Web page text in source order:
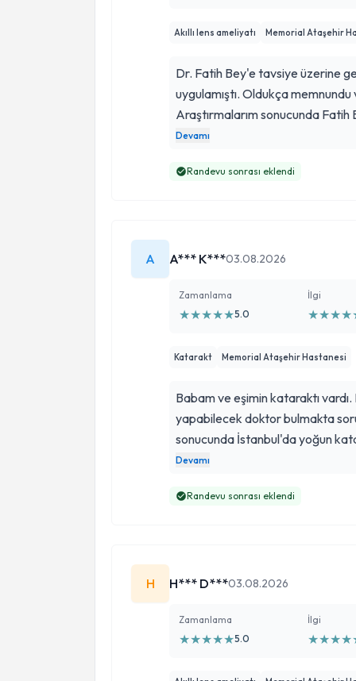
Akıllı lens ameliyatı Memorial Ataşehir
Dr. Fatih Bey'e tavsiye üzerine
uygulamıştı. Oldukça
Araştırmalarım sonucunda Fatih
cerrahisine uygun olduğum tespit
iyileşme sürecim oldukça hızlı
Devamı
Randevu sonrası eklendi
A A*** K***03.08.2026
Zamanlama
★★★★★5.0
İlgi
★★★★
Katarakt Memorial Ataşehir Hastanesi
Babam ve eşimin kataraktı
yapabilecek doktor bulmakta
sonucunda İstanbul'da yoğun
başarılı bir doktor bulduk. Dr.
sonra yaşadığımız şehire Dr. Fatih Bey'in izniyle dönüş
gibi doktorlara ülkecek ihtiyaç
Devamı
Randevu sonrası eklendi
H H*** D***03.08.2026
Zamanlama
★★★★★5.0
İlgi
★★★★